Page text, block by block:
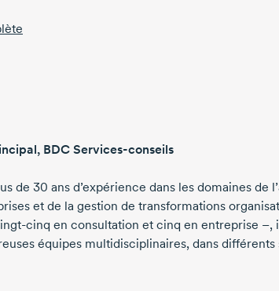
BDC Services-conseils
de 30 ans d’expérience dans les domaines de
et de la gestion de transformations
cinq en consultation et cinq en entreprise –,
équipes multidisciplinaires, dans différents